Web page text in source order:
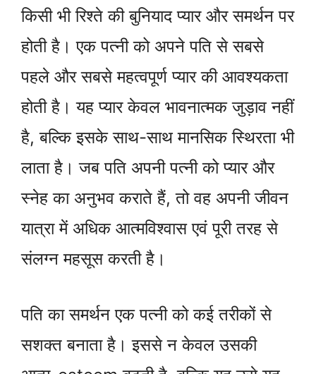
किसी भी रिश्ते की बुनियाद प्यार और समर्थन पर
होती है। एक पत्नी को अपने पति से सबसे
पहले और सबसे महत्वपूर्ण प्यार की आवश्यकता
होती है। यह प्यार केवल भावनात्मक जुड़ाव नहीं
है, बल्कि इसके साथ-साथ मानसिक स्थिरता भी
लाता है। जब पति अपनी पत्नी को प्यार और
स्नेह का अनुभव कराते हैं, तो वह अपनी जीवन
यात्रा में अधिक आत्मविश्वास एवं पूरी तरह से
संलग्न महसूस करती है।
पति का समर्थन एक पत्नी को कई तरीकों से
सशक्त बनाता है। इससे न केवल उसकी